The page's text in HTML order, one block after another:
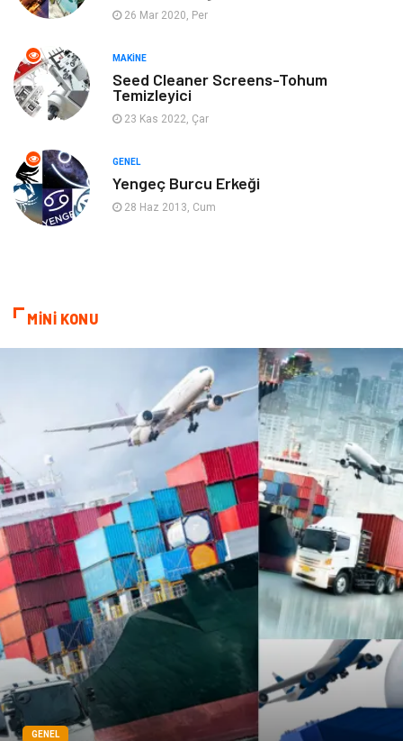
Ev İşleri
Gençlik & Eğlence
Mobilya
Evlilik Rehberi
Astroloji Keyfinizi Kaçırmayın
Çadır
Yazı Tahtaları Pet Malzemeleri
26 Mar 2020, Per
MAKINE
Seed Cleaner Screens-Tohum
Temizleyici
23 Kas 2022, Çar
GENEL
Yengeç Burcu Erkeği
28 Haz 2013, Cum
MİNİ KONU
GENEL